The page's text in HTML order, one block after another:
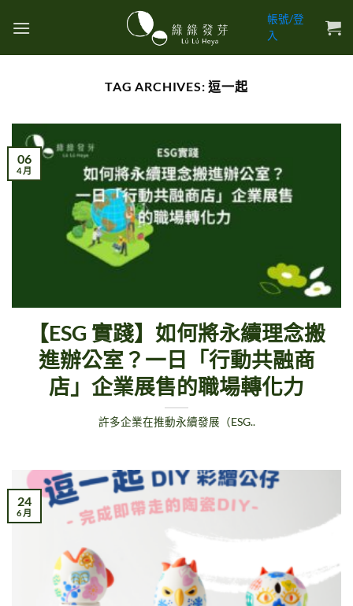
帳號/登
入
TAG ARCHIVES:逗一起
【ESG 實踐】如何將永續理念搬
進辦公室？一日「行動共融商
店」企業展售的職場轉化力
許多企業在推動永續發展（ESG..
06
4 月
24
6 月